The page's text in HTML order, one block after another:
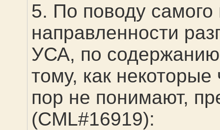
5. По поводу самого
направленности
УСА, по
тому, как
пор не понимают,
(CML#16919):